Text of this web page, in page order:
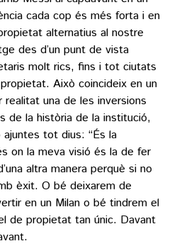
cada cop és més forta i en
alternatius al nostre
des d’un punt de vista
molt rics, fins i tot ciutats
Això coincideix en un
una de les inversions
de la història de la institució,
ajuntes tot dius: “És la
on la meva visió és la de fer
altra manera perquè si no
èxit. O bé deixarem de
en un Milan o bé tindrem el
de propietat tan únic. Davant